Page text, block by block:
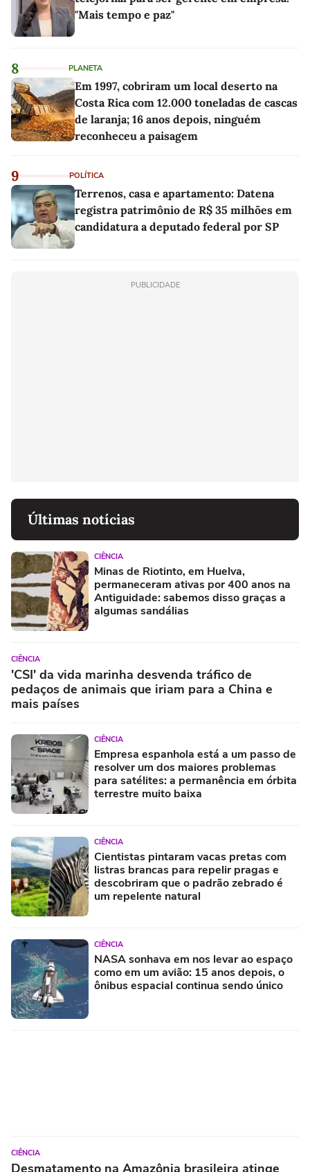
"Mais tempo e paz"
8 PLANETA
Em 1997, cobriram um local deserto na
Costa Rica com 12.000 toneladas de cascas
de laranja; 16 anos depois, ninguém
reconheceu a paisagem
9 POLÍTICA
Terrenos, casa e apartamento: Datena
registra patrimônio de R$ 35 milhões em
candidatura a deputado federal por SP
PUBLICIDADE
Últimas notícias
CIÊNCIA
Minas de Riotinto, em Huelva,
permaneceram ativas por 400 anos na
Antiguidade: sabemos disso graças a
algumas sandálias
CIÊNCIA
'CSI' da vida marinha desvenda tráfico de
pedaços de animais que iriam para a China e
mais países
CIÊNCIA
Empresa espanhola está a um passo de
resolver um dos maiores problemas
para satélites: a permanência em órbita
terrestre muito baixa
CIÊNCIA
Cientistas pintaram vacas pretas com
listras brancas para repelir pragas e
descobriram que o padrão zebrado é
um repelente natural
CIÊNCIA
NASA sonhava em nos levar ao espaço
como em um avião: 15 anos depois, o
ônibus espacial continua sendo único
CIÊNCIA
Desmatamento na Amazônia brasileira atinge